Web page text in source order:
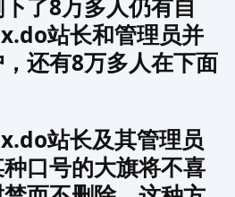
了8万多人仍有自
站长和管理员并
还有8万多人在下面
站长及其管理员
口号的大旗将不喜